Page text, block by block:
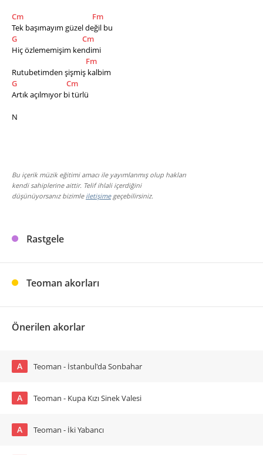
Cm
Fm
Tek başımayım güzel değil bu
G
Cm
Hiç özlememişim kendimi
Fm
Rutubetimden şişmiş kalbim
G
Cm
Artık açılmıyor bi türlü
N
Bu içerik müzik eğitimi amacı ile yayımlanmış olup hakları
kendi sahiplerine aittir. Telif ihlali içerdiğini
düşünüyorsanız bizimle iletişimegeçebilirsiniz.
Rastgele
Teoman akorları
Önerilen akorlar
A Teoman - İstanbul'da Sonbahar
A Teoman - Kupa Kızı Sinek Valesi
A Teoman - İki Yabancı